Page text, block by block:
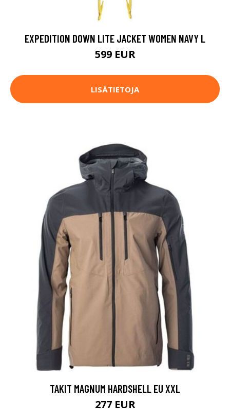
EXPEDITION DOWN LITE JACKET WOMEN NAVY L
599 EUR
LISÄTIETOJA
TAKIT MAGNUM HARDSHELL EU XXL
277 EUR